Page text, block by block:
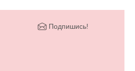
Подпишись!